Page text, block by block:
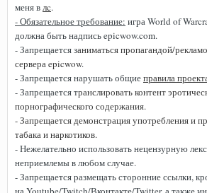
меня влc.
- Обязательное требование: игра World of
должна быть надпись epicwow.com.
- Запрещается заниматься пропагандой/
сервера epicwow.
- Запрещается нарушать общиеправила
- Запрещается транслировать контент
порнографического содержания.
- Запрещается демонстрация употребления и
табака и наркотиков.
- Нежелательно использовать нецензурную
неприемлемы в любом случае.
- Запрещается размещать сторонние ссылки,